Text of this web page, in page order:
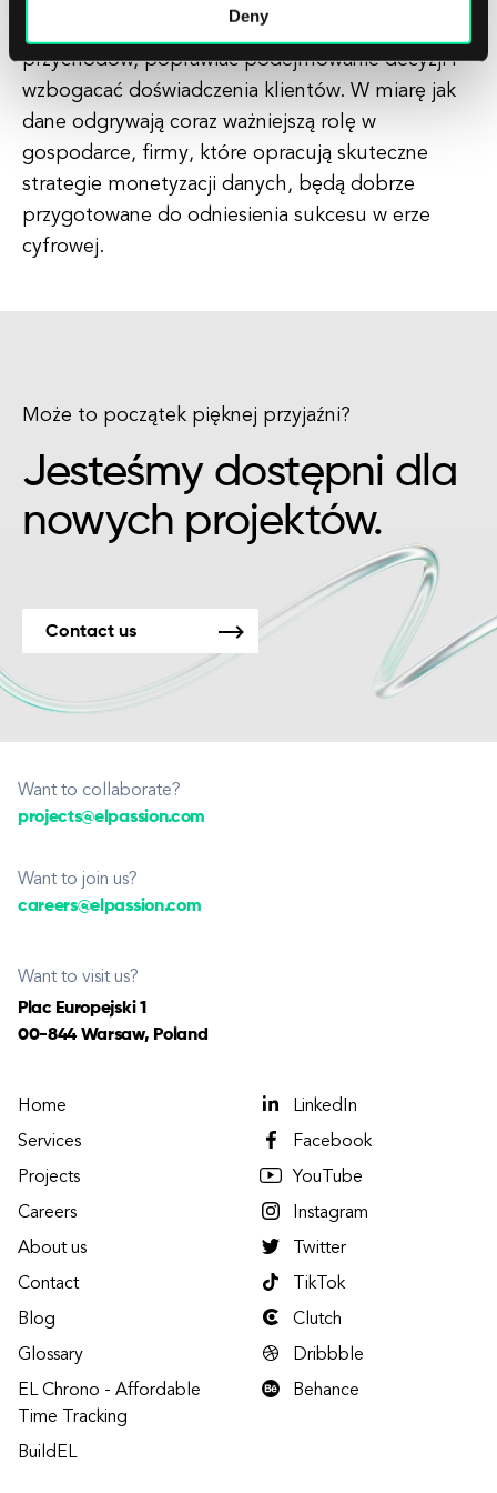
Deny
sposób, firmy mogą tworzyć nowe strumienie
przychodów, poprawiać podejmowanie decyzji i
wzbogacać doświadczenia klientów. W miarę jak
dane odgrywają coraz ważniejszą rolę w
gospodarce, firmy, które opracują skuteczne
strategie monetyzacji danych, będą dobrze
przygotowane do odniesienia sukcesu w erze
cyfrowej.
Może to początek pięknej przyjaźni?
Jesteśmy dostępni dla
nowych projektów.
Contact us
Want to collaborate?
projects@elpassion.com
Want to join us?
careers@elpassion.com
Want to visit us?
Plac Europejski 1
00-844 Warsaw, Poland
Home
Services
Projects
Careers
About us
Contact
Blog
Glossary
EL Chrono - Affordable
Time Tracking
BuildEL
LinkedIn
Facebook
YouTube
Instagram
Twitter
TikTok
Clutch
Dribbble
Behance